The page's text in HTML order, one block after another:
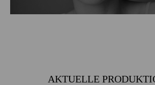
AKTUELLE